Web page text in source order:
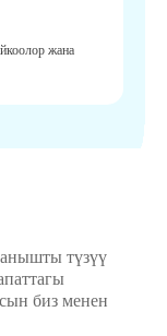
жана
түзүү
биз менен